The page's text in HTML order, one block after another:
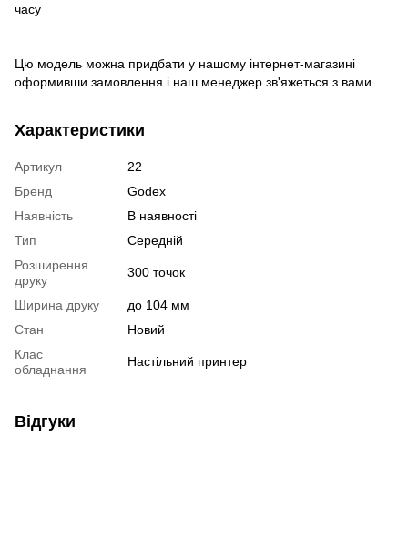
часу
Цю модель можна придбати у нашому інтернет-магазині
оформивши замовлення і наш менеджер зв'яжеться з вами.
Характеристики
Артикул
22
Бренд
Godex
Наявність
В наявності
Тип
Середній
Розширення
друку
300 точок
Ширина друку
до 104 мм
Стан
Новий
Клас
обладнання
Настільний принтер
Відгуки